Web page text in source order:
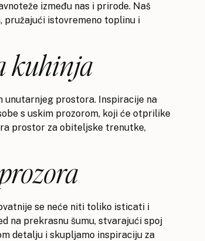
između nas i prirode. Naš
pružajući istovremeno toplinu i
kuhinja
unutarnjeg prostora. Inspiracije na
s uskim prozorom, koji će otprilike
prostor za obiteljske trenutke,
se neće niti toliko isticati i
na prekrasnu šumu, stvarajući spoj
detalju i skupljamo inspiraciju za